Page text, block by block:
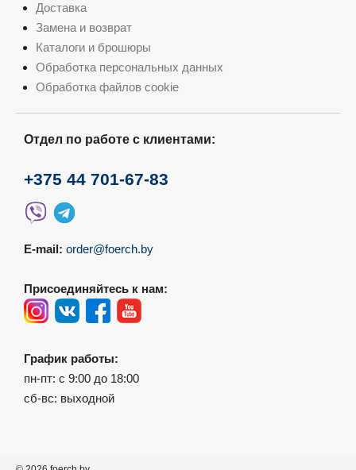
Доставка
Замена и возврат
Каталоги и брошюры
Обработка персональных данных
Обработка файлов cookie
Отдел по работе с клиентами:
+375 44 701-67-83
E-mail: order@foerch.by
Присоединяйтесь к нам:
График работы:
пн-пт: с 9:00 до 18:00
сб-вс: выходной